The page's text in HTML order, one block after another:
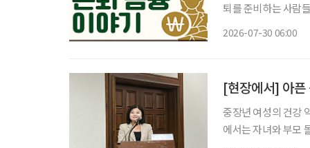
퇴를 준비하는 사람
2026-07-30 06:00
[현장에서] 아픈
중장년 여성의 건강
에서는 자녀와 부모